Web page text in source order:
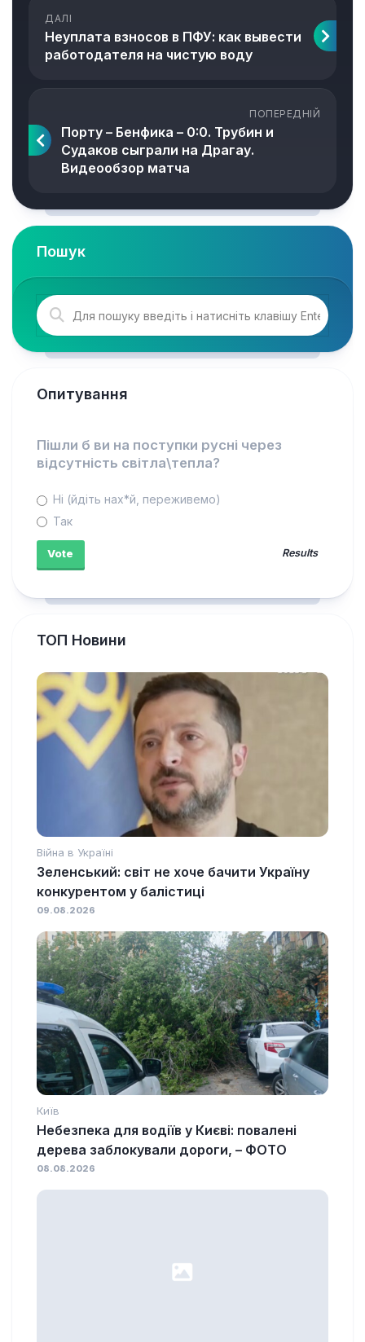
ДАЛІ
Неуплата взносов в ПФУ: как вывести
работодателя на чистую воду
ПОПЕРЕДНІЙ
Порту – Бенфика – 0:0. Трубин и
Судаков сыграли на Драгау.
Видеообзор матча
Пошук
Опитування
Пішли б ви на поступки русні через
відсутність світла\тепла?
Ні (йдіть нах*й, переживемо)
Так
Results
ТОП Новини
Війна в Україні
Зеленський: світ не хоче бачити Україну
конкурентом у балістиці
09.08.2026
Київ
Небезпека для водіїв у Києві: повалені
дерева заблокували дороги, – ФОТО
08.08.2026